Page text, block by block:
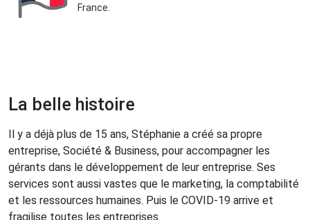
France.
La belle histoire
Il y a déjà plus de 15 ans, Stéphanie a créé sa propre
entreprise, Société & Business, pour accompagner les
gérants dans le développement de leur entreprise. Ses
services sont aussi vastes que le marketing, la comptabilité
et les ressources humaines. Puis le COVID-19 arrive et
fragilise toutes les entreprises.